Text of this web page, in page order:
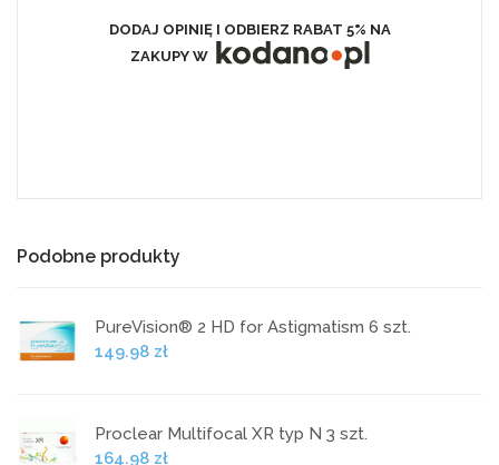
DODAJ OPINIĘ I ODBIERZ RABAT 5% NA
ZAKUPY W
Podobne produkty
PureVision® 2 HD for Astigmatism 6 szt.
149.98 zł
Proclear Multifocal XR typ N 3 szt.
164.98 zł